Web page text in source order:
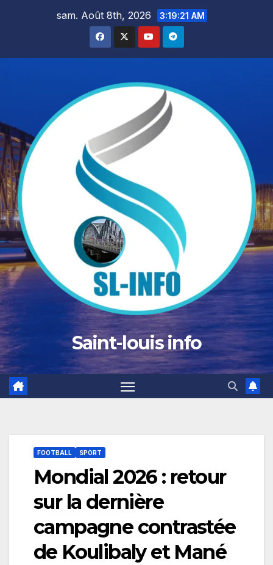
sam. Août 8th, 2026 3:19:23 AM
Saint-louis info
FOOTBALL SPORT
Mondial 2026 : retour
sur la dernière
campagne contrastée
de Koulibaly et Mané